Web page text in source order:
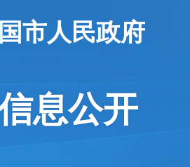
市人民政府
息公开